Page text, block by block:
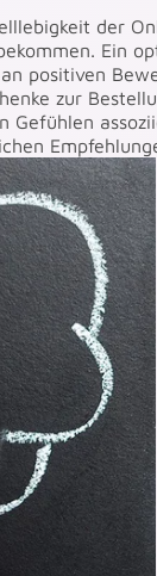
der
Ein
positiven
zur